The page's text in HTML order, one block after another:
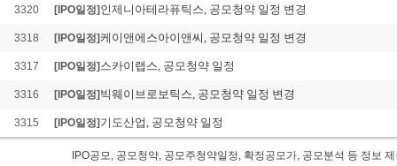
3320 [IPO일정] 인제니아테라퓨틱스, 공모청약 일정 변경
3318 [IPO일정] 케이앤에스아이앤씨, 공모청약 일정 변경
3317 [IPO일정] 스카이랩스, 공모청약 일정
3316 [IPO일정] 빅웨이브로보틱스, 공모청약 일정 변경
3315 [IPO일정] 기도산업, 공모청약 일정
IPO공모, 공모청약, 공모주청약일정, 확정공모가, 공모분석 등 정